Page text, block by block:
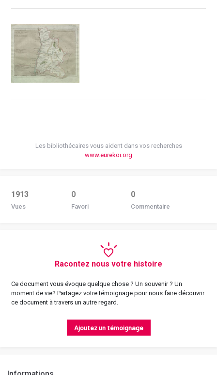
Les bibliothécaires vous aident dans vos recherches
www.eurekoi.org
1913
Vues
0
Favori
0
Commentaire
Racontez nous votre histoire
Ce document vous évoque quelque chose ? Un souvenir ? Un
moment de vie? Partagez votre témoignage pour nous faire découvrir
ce document à travers un autre regard.
Ajoutez un témoignage